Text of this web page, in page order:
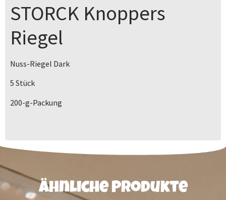
STORCK Knoppers
Riegel
Nuss-Riegel Dark
5 Stück
200-g-Packung
Ähnliche Produkte